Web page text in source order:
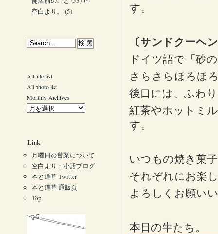
す。
〔サンドクーヘ
ドイツ語で「砂
さらさらほろほ
後口には、ふわ
紅茶やホットミ
す。
いつもの焼き菓
それぞれにお楽
よろしくお願い
本日の牛たち。
空白より。
(5)
All title list
All photo list
Monthly Archives
Link
月曜日の営業について
空白より：小話ブログ
本と道草 Twitter
本と道草 通販頁
Top